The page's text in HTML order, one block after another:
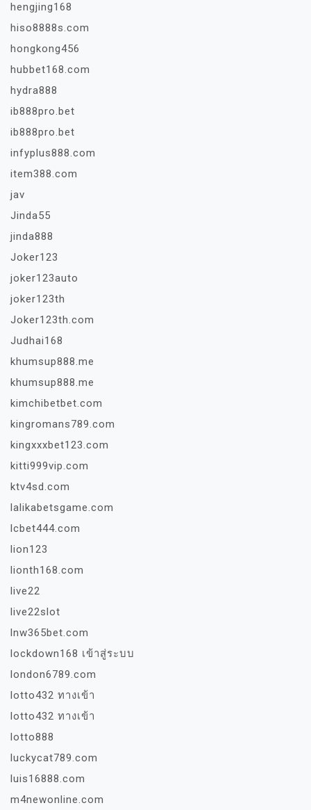
hengjing168
hiso8888s.com
hongkong456
hubbet168.com
hydra888
ib888pro.bet
ib888pro.bet
infyplus888.com
item388.com
jav
Jinda55
jinda888
Joker123
joker123auto
joker123th
Joker123th.com
Judhai168
khumsup888.me
khumsup888.me
kimchibetbet.com
kingromans789.com
kingxxxbet123.com
kitti999vip.com
ktv4sd.com
lalikabetsgame.com
lcbet444.com
lion123
lionth168.com
live22
live22slot
lnw365bet.com
lockdown168 เข้าสู่ระบบ
london6789.com
lotto432 ทางเข้า
lotto432 ทางเข้า
lotto888
luckycat789.com
luis16888.com
m4newonline.com